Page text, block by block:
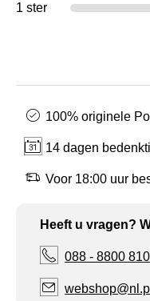
1 ster
100% originele
14 dagen
Voor 18:00 uur
Heeft u vragen?
088 - 8800 810